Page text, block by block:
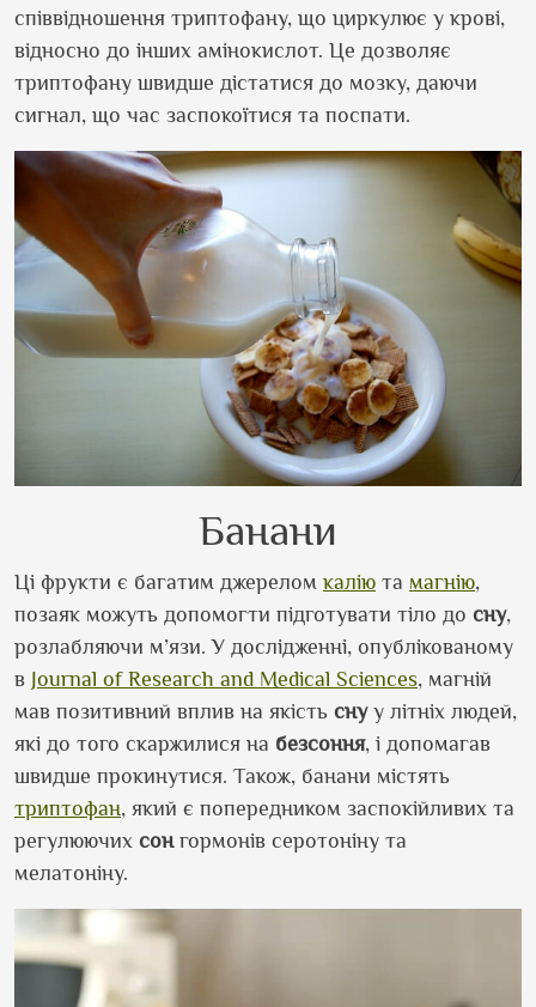
співвідношення триптофану, що циркулює у крові,
відносно до інших амінокислот. Це дозволяє
триптофану швидше дістатися до мозку, даючи
сигнал, що час заспокоїтися та поспати.
Банани
Ці фрукти є багатим джерелом калію та магнію,
позаяк можуть допомогти підготувати тіло до сну,
розлабляючи м’язи. У дослідженні, опублікованому
в Journal of Research and Medical Sciences, магній
мав позитивний вплив на якість снуу літніх людей,
які до того скаржилися на безсоння, і допомагав
швидше прокинутися. Також, банани містять
триптофан, який є попередником заспокійливих та
регулюючих сонгормонів серотоніну та
мелатоніну.